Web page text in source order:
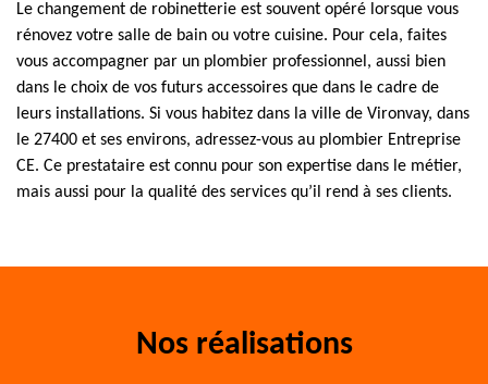
Le changement de robinetterie est souvent opéré lorsque vous
rénovez votre salle de bain ou votre cuisine. Pour cela, faites
vous accompagner par un plombier professionnel, aussi bien
dans le choix de vos futurs accessoires que dans le cadre de
leurs installations. Si vous habitez dans la ville de Vironvay, dans
le 27400 et ses environs, adressez-vous au plombier Entreprise
CE. Ce prestataire est connu pour son expertise dans le métier,
mais aussi pour la qualité des services qu’il rend à ses clients.
Nos réalisations